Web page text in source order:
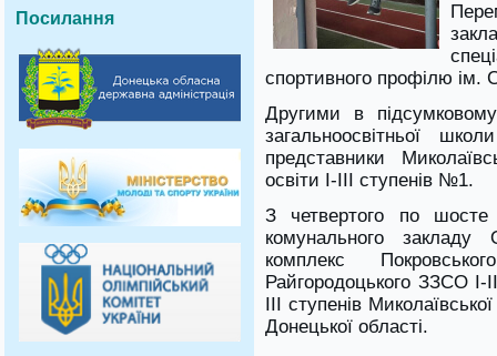
Посилання
спортивного профілю ім.
Другими в
загальноосвітньої
представники
освіти І-ІІІ ступенів №1.
З четвертого по шосте
комунального закладу
комплекс
Райгородоцького ЗЗСО І-
ІІІ ступенів
Донецької області.